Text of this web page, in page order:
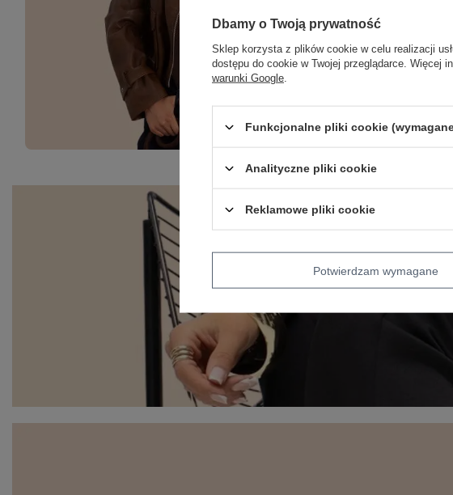
Dbamy o Twoją prywatność
Sklep korzysta z plików cookie w celu realizacji
dostępu do cookie w Twojej przeglądarce. Więcej
warunki Google
Funkcjonalne pliki cookie
Analityczne pliki cookie
Reklamowe pliki cookie
Potwierdzam wymagane